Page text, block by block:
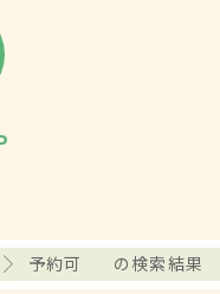
予約可 の検索結果